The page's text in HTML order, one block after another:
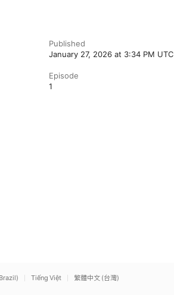
Published
January 27, 2026 at 3:34 PM UTC
Episode
1
Tiếng Việt 繁體中文 (台灣)